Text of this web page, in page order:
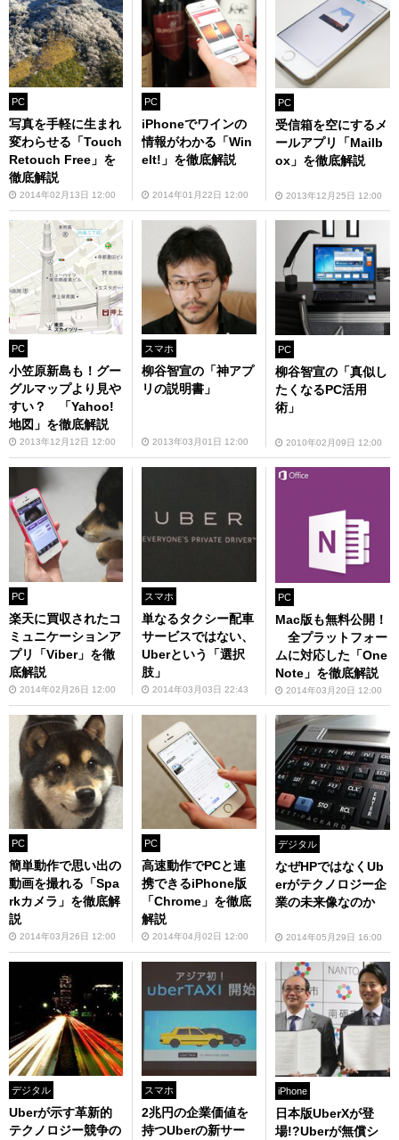
PC
写真を手軽に生まれ
変わらせる「Touch
Retouch Free」を
徹底解説
2014年02月13日 12:00
PC
iPhoneでワインの
情報がわかる「Win
eIt!」を徹底解説
2014年01月22日 12:00
PC
受信箱を空にするメ
ールアプリ「Mailb
ox」を徹底解説
2013年12月25日 12:00
PC
小笠原新島も！グー
グルマップより見や
すい？ 「Yahoo!
地図」を徹底解説
2013年12月12日 12:00
スマホ
柳谷智宣の「神アプ
リの説明書」
2013年03月01日 12:00
PC
柳谷智宣の「真似し
たくなるPC活用
術」
2010年02月09日 12:00
PC
楽天に買収されたコ
ミュニケーションア
プリ「Viber」を徹
底解説
2014年02月26日 12:00
スマホ
単なるタクシー配車
サービスではない、
Uberという「選択
肢」
2014年03月03日 22:43
PC
Mac版も無料公開！
全プラットフォー
ムに対応した「One
Note」を徹底解説
2014年03月20日 12:00
PC
簡単動作で思い出の
動画を撮れる「Spa
rkカメラ」を徹底解
説
2014年03月26日 12:00
PC
高速動作でPCと連
携できるiPhone版
「Chrome」を徹底
解説
2014年04月02日 12:00
デジタル
なぜHPではなくUb
erがテクノロジー企
業の未来像なのか
2014年05月29日 16:00
デジタル
Uberが示す革新的
テクノロジー競争の
スマホ
2兆円の企業価値を
持つUberの新サー
iPhone
日本版UberXが登
場!?Uberが無償シ